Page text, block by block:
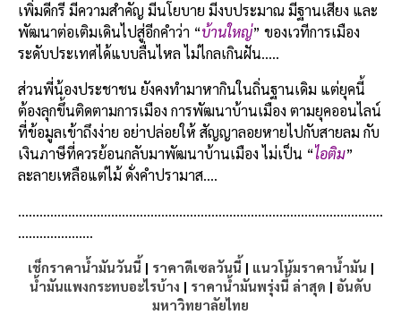
เพิ่มดีกรี มีความสำคัญ มีนโยบาย มีงบประมาณ มีฐานเสียง และ
พัฒนาต่อเติมเดินไปสู่อีกคำว่า “บ้านใหญ่” ของเวทีการเมือง
ระดับประเทศได้แบบลื่นไหล ไม่ไกลเกินฝัน…..
ส่วนพี่น้องประชาชน ยังคงทำมาหากินในถิ่นฐานเดิม แต่ยุคนี้
ต้องลุกขึ้นติดตามการเมือง การพัฒนาบ้านเมือง ตามยุคออนไลน์
ที่ข้อมูลเข้าถึงง่าย อย่าปล่อยให้ สัญญาลอยหายไปกับสายลม กับ
เงินภาษีที่ควรย้อนกลับมาพัฒนาบ้านเมือง ไม่เป็น “ไอติม”
ละลายเหลือแต่ไม้ ดั่งคำปรามาส….
…………………………………………………………………………………………
…………………
เช็กราคาน้ำมันวันนี้ | ราคาดีเซลวันนี้ | แนวโน้มราคาน้ำมัน |
น้ำมันแพงกระทบอะไรบ้าง | ราคาน้ำมันพรุ่งนี้ ล่าสุด | อันดับ
มหาวิทยาลัยไทย